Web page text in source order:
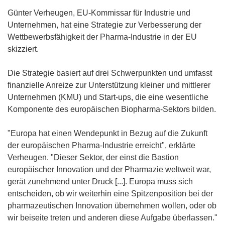
Günter Verheugen, EU-Kommissar für Industrie und
Unternehmen, hat eine Strategie zur Verbesserung der
Wettbewerbsfähigkeit der Pharma-Industrie in der EU
skizziert.
Die Strategie basiert auf drei Schwerpunkten und umfasst
finanzielle Anreize zur Unterstützung kleiner und mittlerer
Unternehmen (KMU) und Start-ups, die eine wesentliche
Komponente des europäischen Biopharma-Sektors bilden.
"Europa hat einen Wendepunkt in Bezug auf die Zukunft
der europäischen Pharma-Industrie erreicht", erklärte
Verheugen. "Dieser Sektor, der einst die Bastion
europäischer Innovation und der Pharmazie weltweit war,
gerät zunehmend unter Druck [...]. Europa muss sich
entscheiden, ob wir weiterhin eine Spitzenposition bei der
pharmazeutischen Innovation übernehmen wollen, oder ob
wir beiseite treten und anderen diese Aufgabe überlassen."